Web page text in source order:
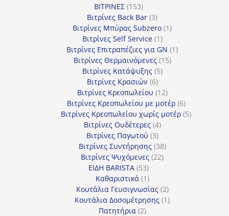
ΒΙΤΡΙΝΕΣ 153153
προϊόντα
Βιτρίνες Back Bar 33
προϊόντα
Βιτρίνες Mπύρας Subzero 11
Βιτρίνες Self Service 11
προϊόν
Βιτρίνες Επιτραπέζιες για GN 11
Βιτρίνες Θερμαινόμενες 1515
Βιτρίνες Κατάψυξης 55
Βιτρίνες Κρασιών 66
προϊόντα
Βιτρίνες Κρεοπωλείου 1212
προϊόντα
Βιτρίνες Κρεοπωλείου με μοτέρ 66
προϊόντα
Βιτρίνες Κρεοπωλείου χωρίς μοτέρ 55
Βιτρίνες Ουδέτερες 44
προϊόντα
Βιτρίνες Παγωτού 33
προϊόντα
Βιτρίνες Συντήρησης 3838
προϊόντα
Βιτρίνες Ψυχόμενες 2222
ΕΙΔΗ BARISTA 5353
προϊόντα
Καθαριστικά 11
προϊόν
Κουτάλια Γευσιγνωσίας 22
προϊόντα
Κουτάλια Δοσομέτρησης 11
Πατητήρια 22